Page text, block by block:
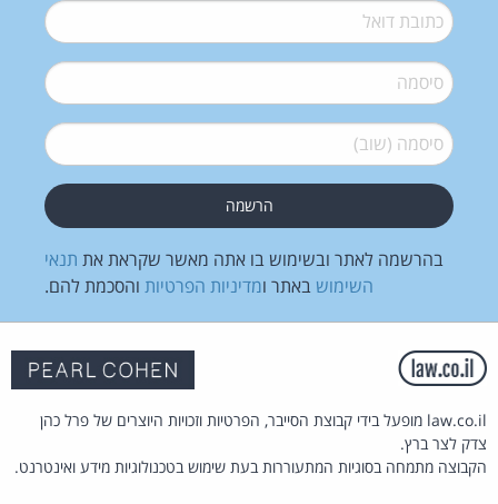
דואל*
סיסמה*
סיסמה (שוב)*
בהרשמה לאתר ובשימוש בו אתה מאשר שקראת את תנאי
השימוש באתר ומדיניות הפרטיות והסכמת להם.
law.co.il מופעל בידי קבוצת הסייבר, הפרטיות וזכויות היוצרים של פרל כהן
צדק לצר ברץ.
הקבוצה מתמחה בסוגיות המתעוררות בעת שימוש בטכנולוגיות מידע ואינטרנט.